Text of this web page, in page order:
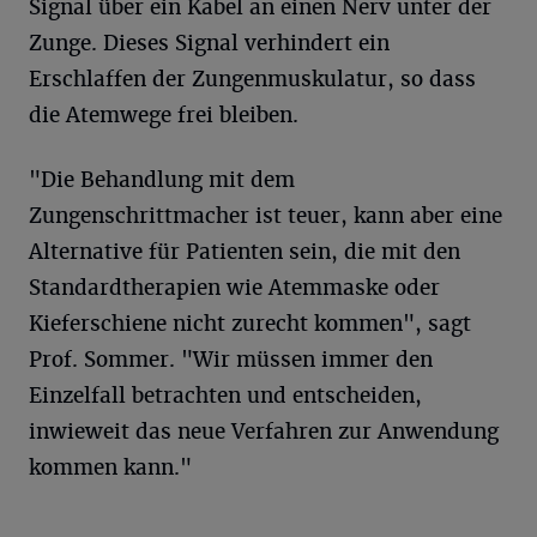
Signal über ein Kabel an einen Nerv unter der
Zunge. Dieses Signal verhindert ein
Erschlaffen der Zungenmuskulatur, so dass
die Atemwege frei bleiben.
"Die Behandlung mit dem
Zungenschrittmacher ist teuer, kann aber eine
Alternative für Patienten sein, die mit den
Standardtherapien wie Atemmaske oder
Kieferschiene nicht zurecht kommen", sagt
Prof. Sommer. "Wir müssen immer den
Einzelfall betrachten und entscheiden,
inwieweit das neue Verfahren zur Anwendung
kommen kann."